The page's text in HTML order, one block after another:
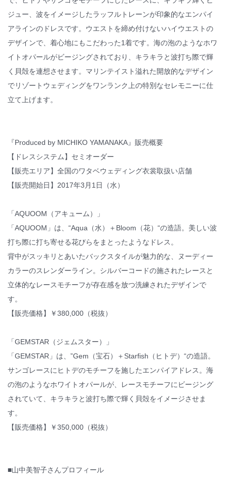
ジュー、波をイメージしたラッフルトレーンが印象的なエンパイ
アラインのドレスです。ウエストを締め付けないハイウエストの
デザインで、着心地にもこだわった1着です。海の泡のようなホワ
イトオパールがビージングされており、キラキラと波打ち際で輝
く貝殻を連想させます。マリンテイスト溢れた開放的なデザイン
でリゾートウェディングをワンランク上の特別なセレモニーに仕
立て上げます。
『Produced by MICHIKO YAMANAKA』販売概要
【ドレスシステム】セミオーダー
【販売エリア】全国のワタベウェディング衣裳取扱い店舗
【販売開始日】2017年3月1日（水）
「AQUOOM（アキューム）」
「AQUOOM」は、“Aqua（水）＋Bloom（花）“の造語。美しい波
打ち際に打ち寄せる花びらをまとったようなドレス。
背中がスッキリとあいたバックスタイルが魅力的な、ヌーディー
カラーのスレンダーライン。シルバーコードの施されたレースと
立体的なレースモチーフが存在感を放つ洗練されたデザインで
す。
【販売価格】￥380,000（税抜）
「GEMSTAR（ジェムスター）」
「GEMSTAR」は、”Gem（宝石）＋Starfish（ヒトデ）“の造語。
サンゴレースにヒトデのモチーフを施したエンパイアドレス。海
の泡のようなホワイトオパールが、レースモチーフにビージング
されていて、キラキラと波打ち際で輝く貝殻をイメージさせま
す。
【販売価格】￥350,000（税抜）
■山中美智子さんプロフィール